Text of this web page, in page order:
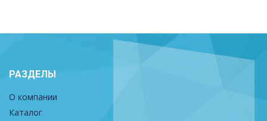
РАЗДЕЛЫ
О компании
Каталог